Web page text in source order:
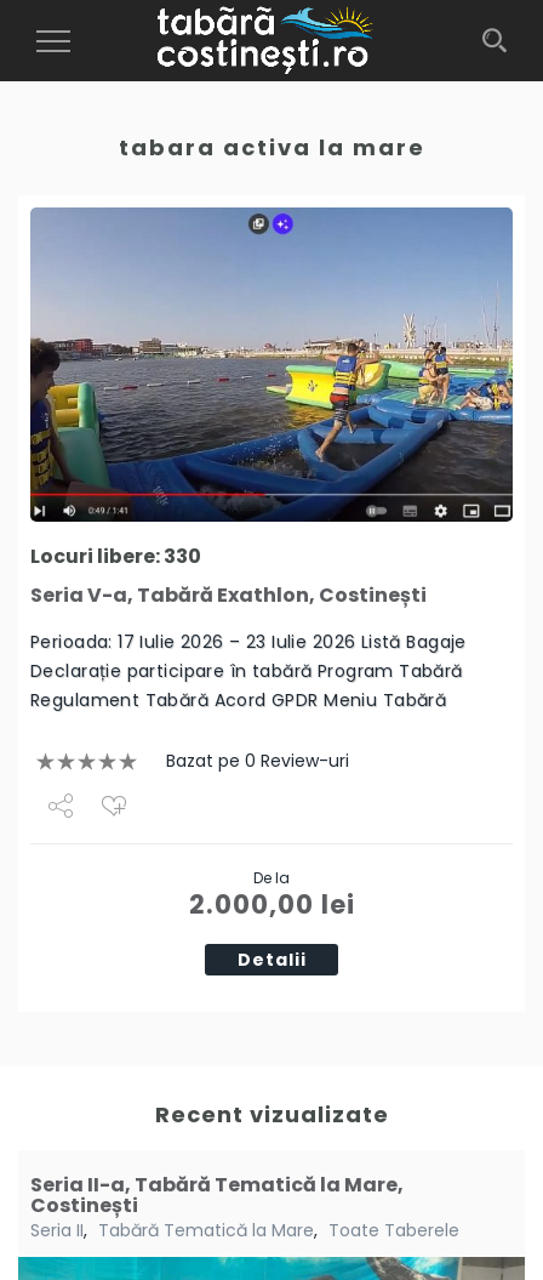
Toggle
tabara activa la mare
Locuri libere: 330
Seria V-a, Tabără Exathlon, Costinești
Perioada: 17 Iulie 2026 – 23 Iulie 2026 Listă Bagaje
Declarație participare în tabără Program Tabără
Regulament Tabără Acord GPDR Meniu Tabără
Bazat pe 0 Review-uri
De la
2.000,00 lei
Detalii
Recent vizualizate
Seria II-a, Tabără Tematică la Mare,
Costinești
Seria II, Tabără Tematică la Mare, Toate Taberele